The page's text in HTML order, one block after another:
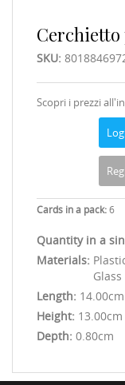
SKU:
Scopri i prezzi
Cards in a pack:6
Quantity in a
Materials:
Length: 14.00cm
Height: 13.00cm
Depth: 0.80cm